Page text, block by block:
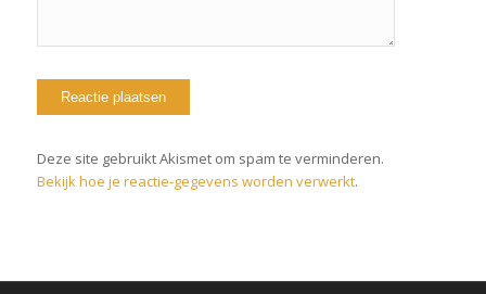
Deze site gebruikt Akismet om spam te verminderen.
Bekijk hoe je reactie-gegevens worden verwerkt.